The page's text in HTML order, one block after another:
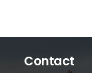
Contact